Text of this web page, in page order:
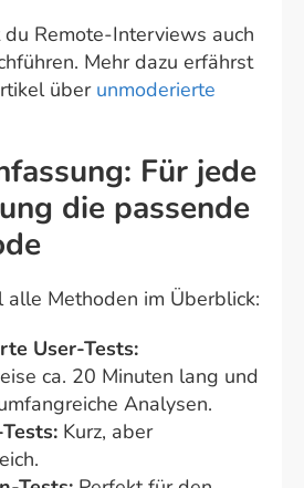
Remote-Interviews auch
Mehr dazu erfährst
über unmoderierte
Für jede
die passende
alle Methoden im Überblick:
User-Tests:
ca. 20 Minuten lang und
Analysen.
Kurz, aber